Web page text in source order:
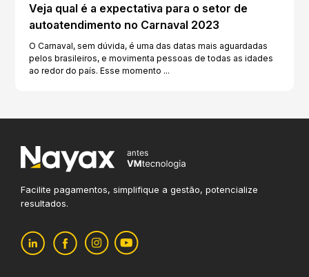
Veja qual é a expectativa para o setor de
autoatendimento no Carnaval 2023
O Carnaval, sem dúvida, é uma das datas mais aguardadas
pelos brasileiros, e movimenta pessoas de todas as idades
ao redor do país. Esse momento ...
Facilite pagamentos, simplifique a gestão, potencialize
resultados.